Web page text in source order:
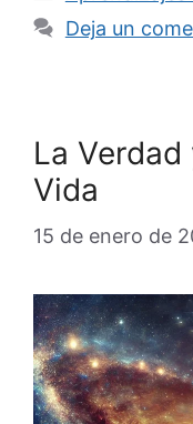
Deja un
La
Vida
15 de enero de